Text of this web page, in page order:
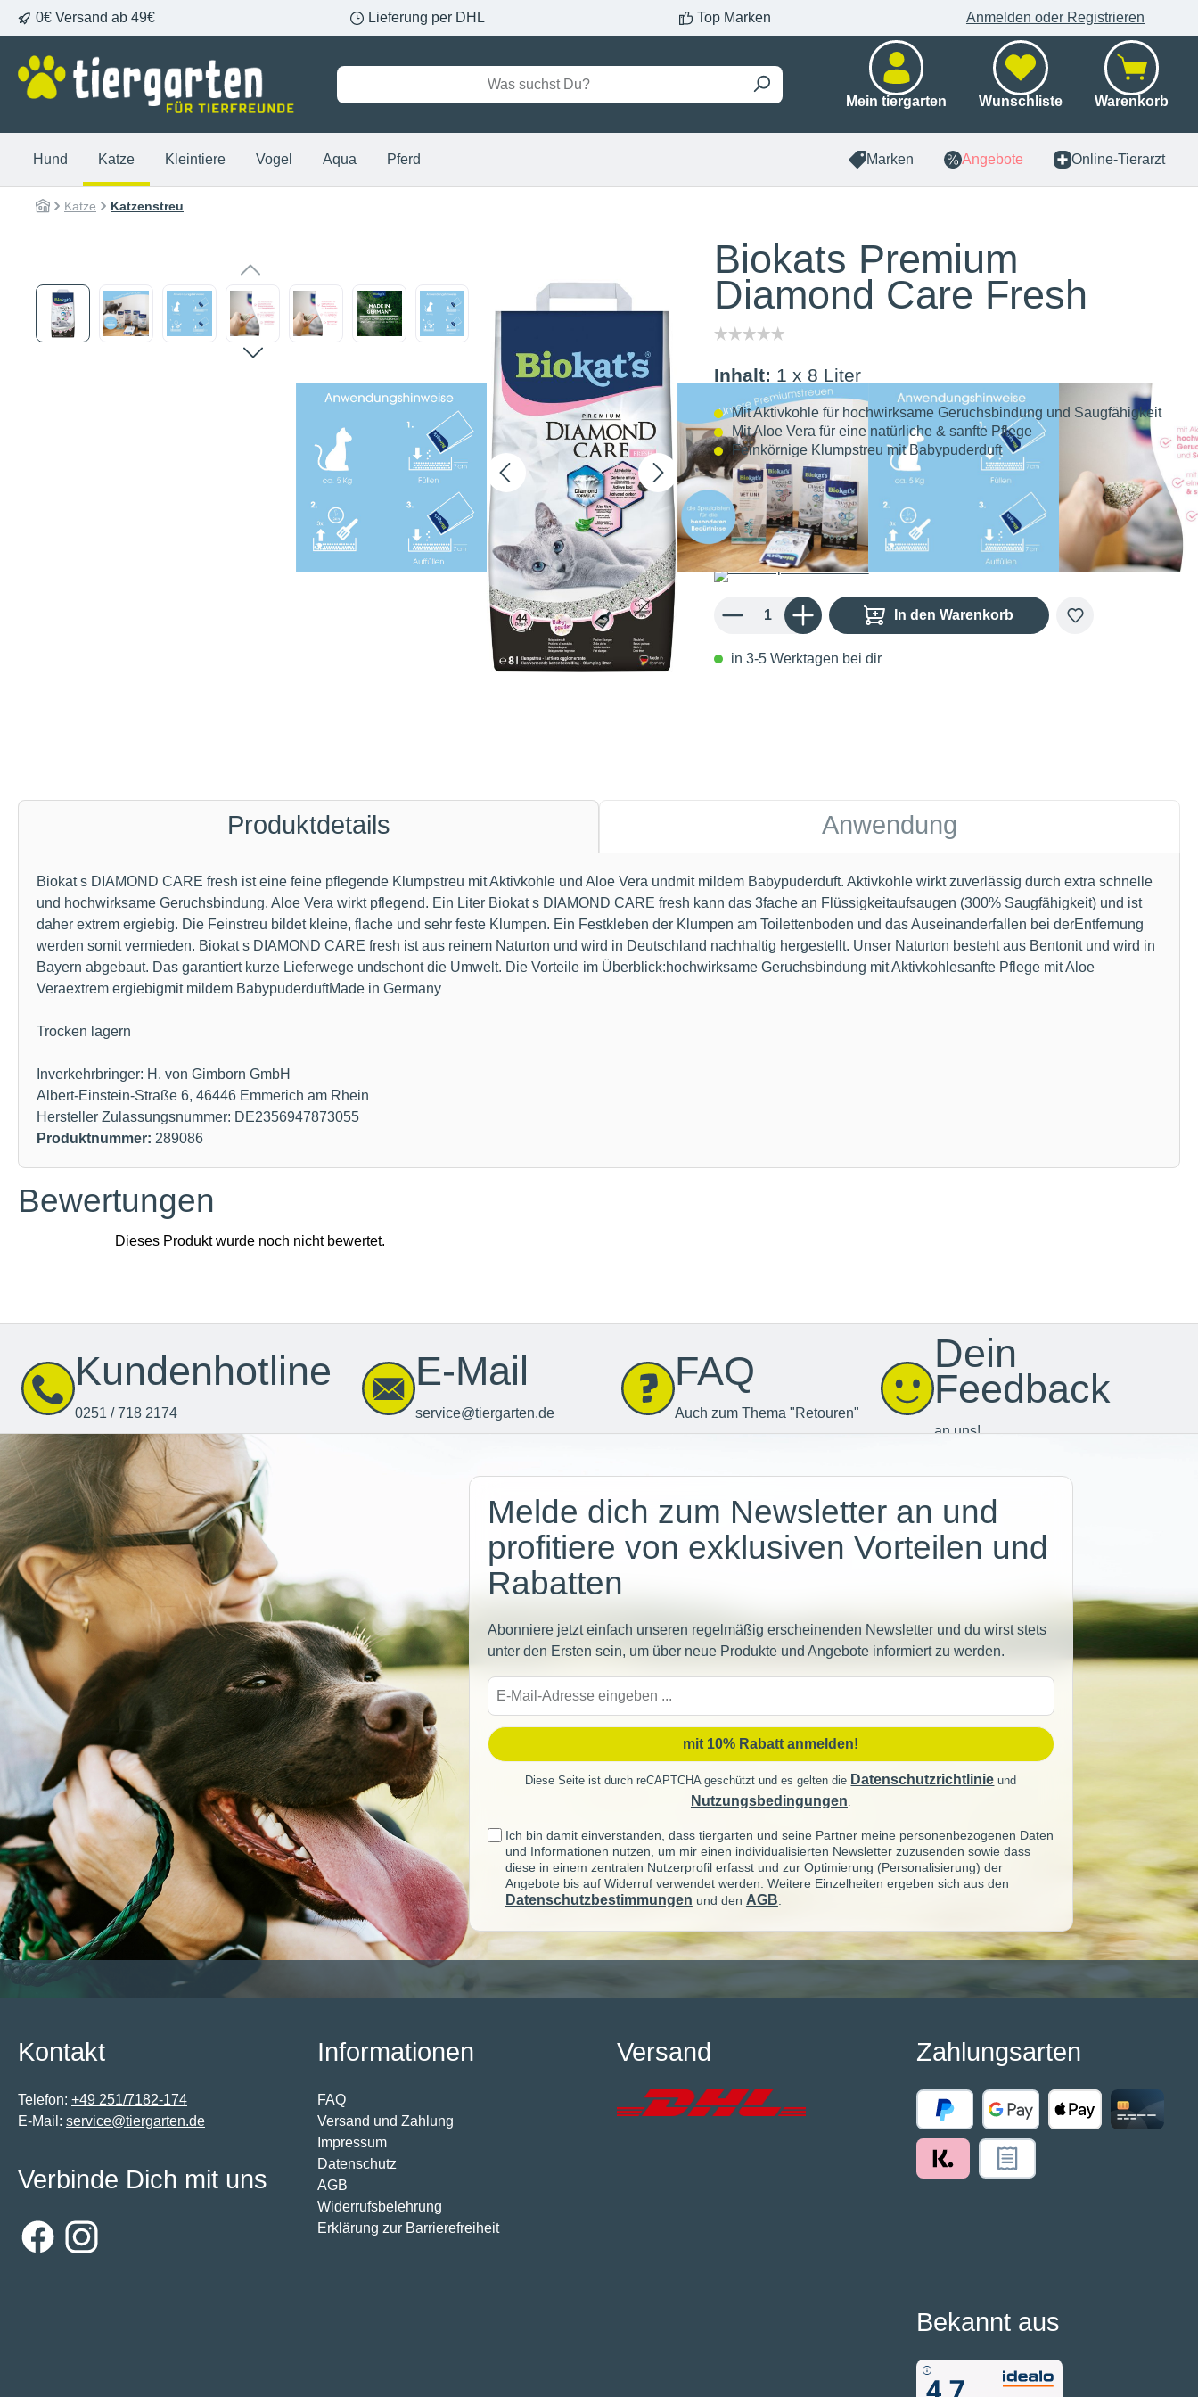
Zur Hauptnavigation springen
0€ Versand ab 49€ Lieferung per DHL Top Marken Anmelden oder Registrieren
Mein tiergarten Wunschliste Warenkorb
Hund Katze Kleintiere Vogel Aqua Pferd Marken Angebote Online-Tierarzt
Katze Katzenstreu
Biokats Premium
Diamond Care Fresh
Inhalt: 1 x 8 Liter
Mit Aktivkohle für hochwirksame Geruchsbindung und Saugfähigkeit
Mit Aloe Vera für eine natürliche & sanfte Pflege
Feinkörnige Klumpstreu mit Babypuderduft
11,87 €
1,48 € / 1 l
inkl. MwSt.
Produkt Anzahl: Gib den gewünschten Wert ein oder benutze die Schaltflächen um die Anzahl zu
In den Warenkorb
in 3-5 Werktagen bei dir
Produktdetails Anwendung
Biokat s DIAMOND CARE fresh ist eine feine pflegende Klumpstreu mit Aktivkohle und Aloe Vera undmit mildem Babypuderduft. Aktivkohle wirkt zuverlässig durch extra schnelle
und hochwirksame Geruchsbindung. Aloe Vera wirkt pflegend. Ein Liter Biokat s DIAMOND CARE fresh kann das 3fache an Flüssigkeitaufsaugen (300% Saugfähigkeit) und ist
daher extrem ergiebig. Die Feinstreu bildet kleine, flache und sehr feste Klumpen. Ein Festkleben der Klumpen am Toilettenboden und das Auseinanderfallen bei derEntfernung
werden somit vermieden. Biokat s DIAMOND CARE fresh ist aus reinem Naturton und wird in Deutschland nachhaltig hergestellt. Unser Naturton besteht aus Bentonit und wird in
Bayern abgebaut. Das garantiert kurze Lieferwege undschont die Umwelt. Die Vorteile im Überblick:hochwirksame Geruchsbindung mit Aktivkohlesanfte Pflege mit Aloe
Veraextrem ergiebigmit mildem BabypuderduftMade in Germany
Trocken lagern
Inverkehrbringer: H. von Gimborn GmbH
Albert-Einstein-Straße 6, 46446 Emmerich am Rhein
Hersteller Zulassungsnummer: DE2356947873055
Produktnummer: 289086
Bewertungen
Kundenhotline
0251 / 718 2174
E-Mail
service@tiergarten.de
FAQ
Auch zum Thema "Retouren"
Dein
Feedback
an uns!
Melde dich zum Newsletter an und
profitiere von exklusiven Vorteilen und
Rabatten
Abonniere jetzt einfach unseren regelmäßig erscheinenden Newsletter und du wirst stets
unter den Ersten sein, um über neue Produkte und Angebote informiert zu werden.
Adresse
mit 10% Rabatt anmelden!
Diese Seite ist durch reCAPTCHA geschützt und es gelten die Datenschutzrichtlinie und
Nutzungsbedingungen.
Ich bin damit einverstanden, dass tiergarten und seine Partner meine personenbezogenen Daten
und Informationen nutzen, um mir einen individualisierten Newsletter zuzusenden sowie dass
diese in einem zentralen Nutzerprofil erfasst und zur Optimierung (Personalisierung) der
Angebote bis auf Widerruf verwendet werden. Weitere Einzelheiten ergeben sich aus den
Datenschutzbestimmungen und den AGB
Kontakt
Telefon: +49 251/7182-174
E-Mail: service@tiergarten.de
Informationen
FAQ
Versand und Zahlung
Impressum
Datenschutz
AGB
Widerrufsbelehrung
Erklärung zur Barrierefreiheit
Versand Zahlungsarten
Verbinde Dich mit uns
FacebookInstagram
Bekannt aus